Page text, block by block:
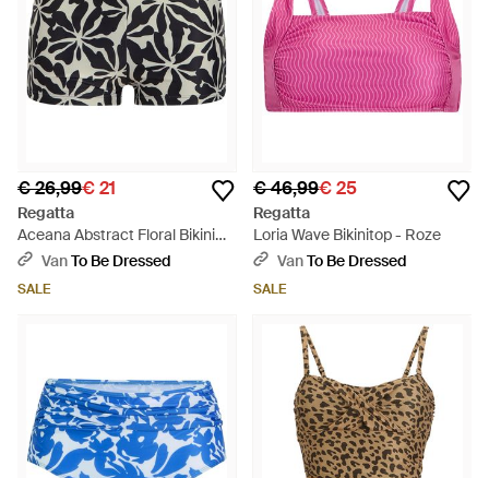
€ 26,99€ 21
Regatta
Aceana Abstract Floral Bikini
Shorts - Zwart
VanTo Be Dressed
SALE
€ 46,99€ 25
Regatta
Loria Wave Bikinitop - Roze
VanTo Be Dressed
SALE